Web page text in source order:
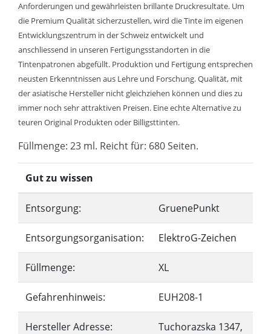
Anforderungen und gewährleisten brillante Druckresultate. Um
die Premium Qualität sicherzustellen, wird die Tinte im eigenen
Entwicklungszentrum in der Schweiz entwickelt und
anschliessend in unseren Fertigungsstandorten in die
Tintenpatronen abgefüllt. Produktion und Fertigung entsprechen
neusten Erkenntnissen aus Lehre und Forschung. Qualität, mit
der asiatische Hersteller nicht gleichziehen können und dies zu
immer noch sehr attraktiven Preisen. Eine echte Alternative zu
teuren Original Produkten oder Billigsttinten.
Füllmenge: 23 ml. Reicht für: 680 Seiten.
Gut zu wissen
Entsorgung: GruenePunkt
Entsorgungsorganisation: ElektroG-Zeichen
Füllmenge: XL
Gefahrenhinweis: EUH208-1
Hersteller Adresse:
Tuchorazska 1347,